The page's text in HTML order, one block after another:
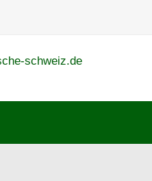
schweiz.de